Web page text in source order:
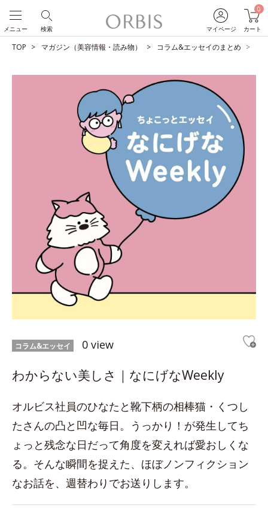
マイページ
0
カート
検索
メニュー
TOP マガジン（美容情報・読み物） コラム&エッセイのまとめ
コラム&エッセイ 0 view
わからない美しさ｜なにげなWeekly
オルビス社員のひなたと靴下柄の相棒猫・くつし
たさんの凸と凹な毎日。うっかり！が発生してち
ょっと残念な日だって角度を変えれば愛おしくな
る。そんな瞬間を捉えた、ほぼノンフィクション
なお話を、週替わりでお送りします。